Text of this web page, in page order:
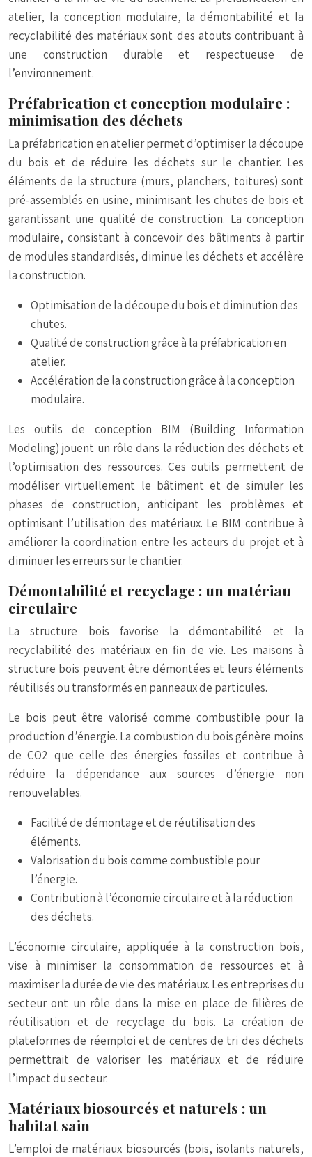
atelier, la conception modulaire, la démontabilité et la
recyclabilité des matériaux sont des atouts contribuant à
une construction durable et respectueuse de
l’environnement.
Préfabrication et conception modulaire :
minimisation des déchets
La préfabrication en atelier permet d’optimiser la découpe
du bois et de réduire les déchets sur le chantier. Les
éléments de la structure (murs, planchers, toitures) sont
pré-assemblés en usine, minimisant les chutes de bois et
garantissant une qualité de construction. La conception
modulaire, consistant à concevoir des bâtiments à partir
de modules standardisés, diminue les déchets et accélère
la construction.
Optimisation de la découpe du bois et diminution des
chutes.
Qualité de construction grâce à la préfabrication en
atelier.
Accélération de la construction grâce à la conception
modulaire.
Les outils de conception BIM (Building Information
Modeling) jouent un rôle dans la réduction des déchets et
l’optimisation des ressources. Ces outils permettent de
modéliser virtuellement le bâtiment et de simuler les
phases de construction, anticipant les problèmes et
optimisant l’utilisation des matériaux. Le BIM contribue à
améliorer la coordination entre les acteurs du projet et à
diminuer les erreurs sur le chantier.
Démontabilité et recyclage : un matériau
circulaire
La structure bois favorise la démontabilité et la
recyclabilité des matériaux en fin de vie. Les maisons à
structure bois peuvent être démontées et leurs éléments
réutilisés ou transformés en panneaux de particules.
Le bois peut être valorisé comme combustible pour la
production d’énergie. La combustion du bois génère moins
de CO2 que celle des énergies fossiles et contribue à
réduire la dépendance aux sources d’énergie non
renouvelables.
Facilité de démontage et de réutilisation des
éléments.
Valorisation du bois comme combustible pour
l’énergie.
Contribution à l’économie circulaire et à la réduction
des déchets.
L’économie circulaire, appliquée à la construction bois,
vise à minimiser la consommation de ressources et à
maximiser la durée de vie des matériaux. Les entreprises du
secteur ont un rôle dans la mise en place de filières de
réutilisation et de recyclage du bois. La création de
plateformes de réemploi et de centres de tri des déchets
permettrait de valoriser les matériaux et de réduire
l’impact du secteur.
Matériaux biosourcés et naturels : un
habitat sain
L’emploi de matériaux biosourcés (bois, isolants naturels,